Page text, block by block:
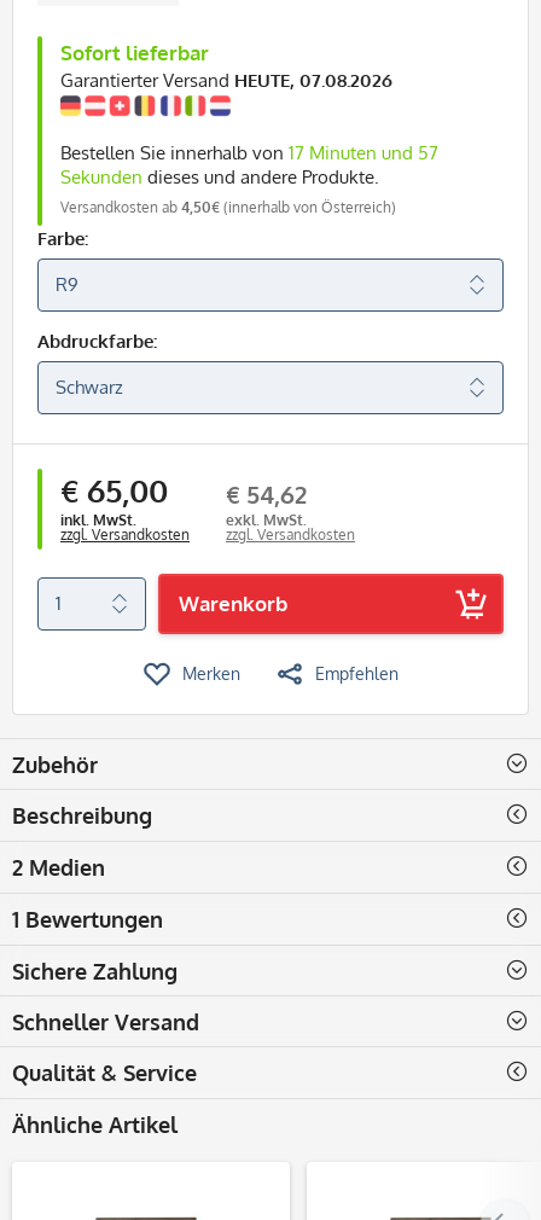
Sofort lieferbar
Garantierter Versand HEUTE, 07.08.2026
Bestellen Sie innerhalb von 17 Minuten und 56
Sekunden dieses und andere Produkte.
Versandkosten ab 4,50€ (innerhalb von Österreich)
Farbe:
Abdruckfarbe:
€ 65,00
inkl. MwSt.
zzgl. Versandkosten
€ 54,62
exkl. MwSt.
zzgl. Versandkosten
Warenkorb
Merken Empfehlen
Zubehör
Beschreibung
2 Medien
1 Bewertungen
Sichere Zahlung
Schneller Versand
Qualität & Service
Ähnliche Artikel